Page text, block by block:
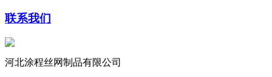
联系我们
河北涂程丝网制品有限公司